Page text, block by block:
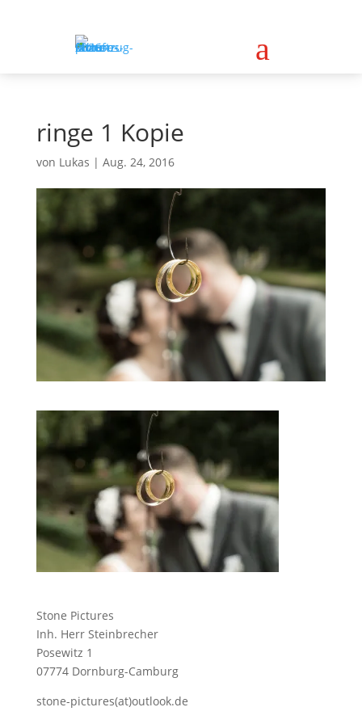
a
ringe 1 Kopie
von Lukas | Aug. 24, 2016
Stone Pictures
Inh. Herr Steinbrecher
Posewitz 1
07774 Dornburg-Camburg
stone-pictures(at)outlook.de